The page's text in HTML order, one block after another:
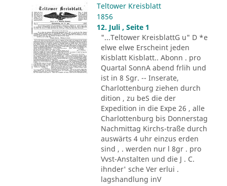
Teltower Kreisblatt
1856
12. Juli , Seite 1
"...Teltower KreisblattG u" D *e
elwe elwe Erscheint jeden
Kisblatt Kisblatt.. Abonn . pro
Quartal SonnA abend frlih und
ist in 8 Sgr. -- Inserate,
Charlottenburg ziehen durch
dition , zu beS die der
Expedition in die Expe 26 , alle
Charlottenburg bis Donnerstag
Nachmittag Kirchs-traße durch
auswärts 4 uhr einzus erden
sind , . werden nur l 8gr . pro
Vvst-Anstalten und die J . C.
ihnder' sche Ver erlui .
lagshandlung inV